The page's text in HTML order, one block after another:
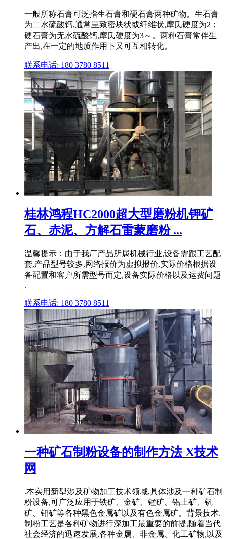
一般所称石膏可泛指生石膏和硬石膏两种矿物。生石膏
为二水硫酸钙,通常呈致密块状或纤维状,摩氏硬度为2；
硬石膏为无水硫酸钙,摩氏硬度为3～。两种石膏常伴生
产出,在一定的地质作用下又可互相转化。
联系电话: 180 3780 8511
桂林鸿程HC2000超大型磨粉机钾矿
石、赤泥、方解石雷蒙磨粉 ...
温馨提示：由于我厂产品所属机械行业,设备需跟工艺配
套,产品型号较多,网络报价为虚拟报价,实际价格根据设
备配置和客户所需型号而定,设备实际价格以及运费问题
.
联系电话: 180 3780 8511
一种矿石制粉设备的制作方法 X技术
网
.本实用新型涉及矿物加工技术领域,具体涉及一种矿石制
粉设备,可广泛应用于铁矿、金矿、锰矿、铝土矿、钒
矿、钼矿等各种黑色金属矿以及有色金属矿。背景技术.
制粉工艺是各种矿物进行深加工最重要的前提,随着当代
社会经济的迅速发展,各种金属、非金属、化工矿物,以及